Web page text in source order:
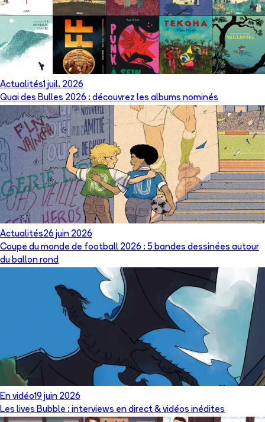
Actualités1 juil. 2026
Quai des Bulles 2026 : découvrez les albums nominés
Actualités26 juin 2026
Coupe du monde de football 2026 : 5 bandes dessinées autour
du ballon rond
En vidéo19 juin 2026
Les lives Bubble : interviews en direct & vidéos inédites